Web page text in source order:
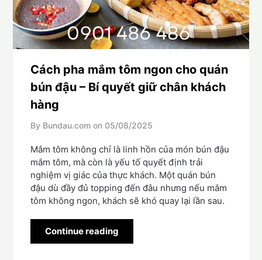
Cách pha mắm tôm ngon cho quán
bún đậu – Bí quyết giữ chân khách
hàng
By Bundau.com on 05/08/2025
Mắm tôm không chỉ là linh hồn của món bún đậu
mắm tôm, mà còn là yếu tố quyết định trải
nghiệm vị giác của thực khách. Một quán bún
đậu dù đầy đủ topping đến đâu nhưng nếu mắm
tôm không ngon, khách sẽ khó quay lại lần sau.
Continue reading